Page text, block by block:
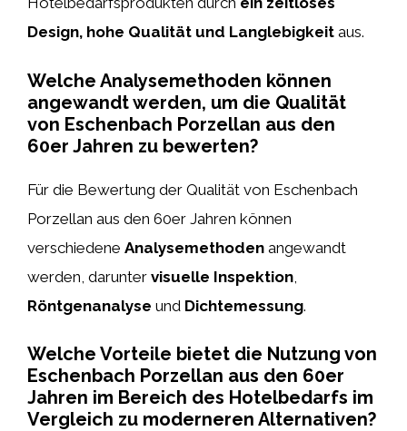
Design, hohe Qualität und Langlebigkeit aus.
Welche Analysemethoden können
angewandt werden, um die Qualität
von Eschenbach Porzellan aus den
60er Jahren zu bewerten?
Für die Bewertung der Qualität von Eschenbach
Porzellan aus den 60er Jahren können
verschiedene Analysemethoden angewandt
werden, darunter visuelle Inspektion
Röntgenanalyse und Dichtemessung.
Welche Vorteile bietet die Nutzung von
Eschenbach Porzellan aus den 60er
Jahren im Bereich des Hotelbedarfs im
Vergleich zu moderneren Alternativen?